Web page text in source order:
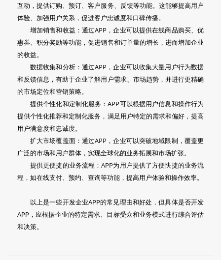
互动，提供订购、预订、客户服务、反馈等功能。这能够提高用户
体验、加强用户关系，促进客户忠诚度和口碑传播。
增加销售和收益：通过APP，企业可以提供在线商品购买、优
惠券、积分奖励等功能，促进销售和订单量的增长，进而增加企业
的收益。
数据收集和分析：通过APP，企业可以收集大量用户行为数据
和反馈信息，有助于企业了解用户需求、市场趋势，并进行更精确
的市场定位和营销策略。
提供个性化和定制化服务：APP可以根据用户信息和操作行为
提供个性化推荐和定制化服务，满足用户特定的需求和偏好，提高
用户满意度和忠诚度。
扩大市场覆盖面：通过APP，企业可以突破地域限制，覆盖更
广泛的市场和用户群体，实现全球化的业务拓展和市场扩张。
提供更便捷的业务流程：APP为用户提供了方便快捷的业务流
程，如在线支付、预约、查询等功能，提高用户体验和操作效率。
以上是一些开发企业APP的常见理由和好处，但具体是否开发
APP，应根据企业的特定需求、目标受众和业务模式进行综合评估
和决策。